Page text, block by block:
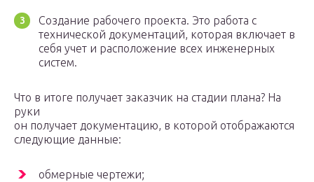
Создание рабочего проекта. Это работа с
технической документаций, которая включает в
себя учет и расположение всех инженерных
систем.
Что в итоге получает заказчик на стадии плана? На
руки
он получает документацию, в которой отображаются
следующие данные:
обмерные чертежи;